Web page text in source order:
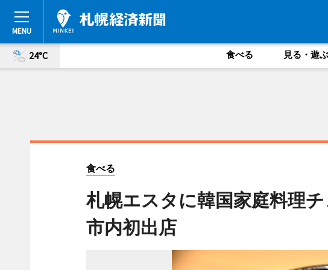
24°C 食べる 見る・遊ぶ
食べる
札幌エスタに韓国家庭料理
市内初出店